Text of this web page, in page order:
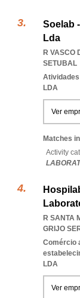
Soelab
Lda
R VASCO
SETUBAL
LDA
Ver
Matches
Activity
R SANTA
GRIJO
Comércio
LDA
Ver